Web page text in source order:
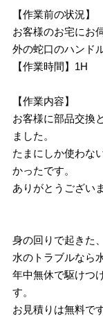
【作業前の状況】
お客様のお宅にお
外の蛇口のハンド
【作業時間】1H
【作業内容】
お客様に部品交換
ました。
たまにしか使わな
かったです。
ありがとうござい
身の回りで起きた
水のトラブルなら
年中無休で駆けつ
す。
お見積りは無料で